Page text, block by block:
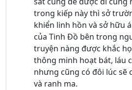
trong kiếp này thì sở
khiển linh hồn và sở hữu
của Tinh Đồ bên trong
truyện nàng được khắc
thông minh hoạt bát, láu
nhưng cũng có đôi lúc sẽ
và ranh ma.